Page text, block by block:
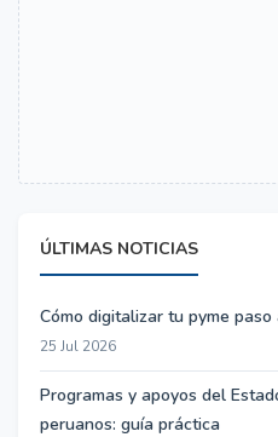
ÚLTIMAS NOTICIAS
Cómo digitalizar tu pyme paso
25 Jul 2026
Programas y apoyos del
peruanos: guía práctica